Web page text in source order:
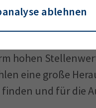
ablehnen
beruflichen
hin, dass die
und
hohen
eine große
und für die